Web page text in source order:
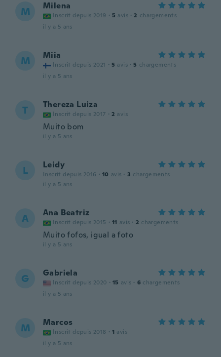
M Milena
Inscrit depuis 2019 · 5 avis · 2 chargements
il y a 5 ans
M Miia
Inscrit depuis 2021 · 5 avis · 5 chargements
il y a 5 ans
T Thereza Luiza
Inscrit depuis 2017 · 2 avis
Muito bom
il y a 5 ans
L Leidy
Inscrit depuis 2016 · 10 avis · 3 chargements
il y a 5 ans
A Ana Beatriz
Inscrit depuis 2015 · 11 avis · 2 chargements
Muito fofos, igual a foto
il y a 5 ans
G Gabriela
Inscrit depuis 2020 · 15 avis · 6 chargements
il y a 5 ans
M Marcos
Inscrit depuis 2018 · 1 avis
il y a 5 ans